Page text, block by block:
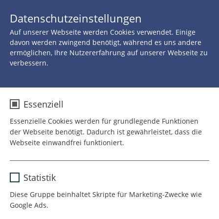
Zurück zu allen Neuigkeiten
08.FEBRUAR 2021
Emotionaler Trost trotz
Abstand
Unbeschwerte Momente für
schwerstkranke Kinder
Am 10. Februar ist Tag der
Datenschutzeinstellungen
Auf unserer Webseite werden Cookies verwendet. Einige
davon werden zwingend benötigt, während es uns andere
ermöglichen, Ihre Nutzererfahrung auf unserer Webseite zu
verbessern.
Essenziell
Essenzielle Cookies werden für grundlegende Funktionen
der Webseite benötigt. Dadurch ist gewährleistet, dass die
Webseite einwandfrei funktioniert.
Laufzeit
Statistik
Diese Gruppe beinhaltet Skripte für Marketing-Zwecke wie
Google Ads.